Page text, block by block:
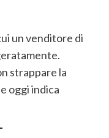
un venditore di
strappare la
oggi indica